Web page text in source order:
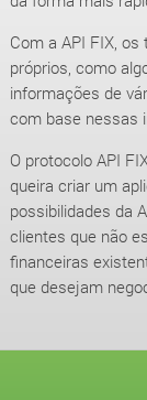
Com a API FIX,
próprios, como
informações de
com base nessas
O protocolo API
queira criar um
possibilidades da
clientes que não
financeiras
que desejam